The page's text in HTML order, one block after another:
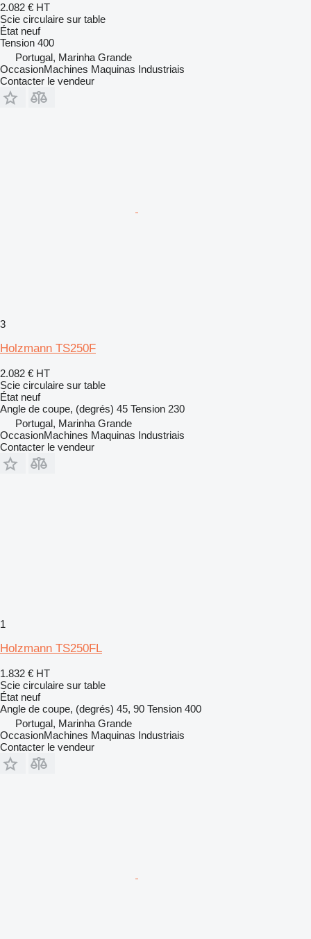
2.082 € HT
Scie circulaire sur table
État neuf
Tension 400
Portugal, Marinha Grande
OccasionMachines Maquinas Industriais
Contacter le vendeur
3
Holzmann TS250F
2.082 € HT
Scie circulaire sur table
État neuf
Angle de coupe, (degrés) 45 Tension 230
Portugal, Marinha Grande
OccasionMachines Maquinas Industriais
Contacter le vendeur
1
Holzmann TS250FL
1.832 € HT
Scie circulaire sur table
État neuf
Angle de coupe, (degrés) 45, 90 Tension 400
Portugal, Marinha Grande
OccasionMachines Maquinas Industriais
Contacter le vendeur